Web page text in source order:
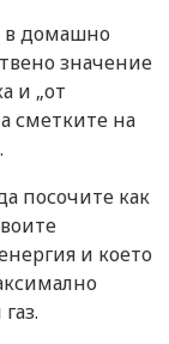
в домашно
значение
и „от
сметките на
посочите как
и което